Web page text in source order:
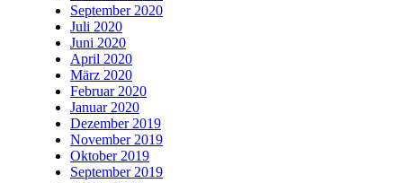
September 2020
Juli 2020
Juni 2020
April 2020
März 2020
Februar 2020
Januar 2020
Dezember 2019
November 2019
Oktober 2019
September 2019